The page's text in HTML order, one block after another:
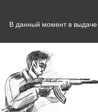
В данный момент в выдаче